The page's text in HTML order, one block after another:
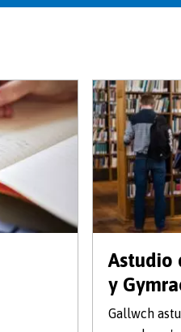
Astudio
y
Gallwch